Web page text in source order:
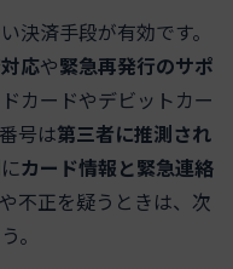
決済手段が有効です。
応や緊急再発行のサポ
カードやデビットカー
号は第三者に推測され
カード情報と緊急連絡
不正を疑うときは、次
。